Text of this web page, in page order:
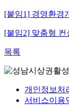
[붙임1] 경영환경
[붙임2] 맞춤형
목록
개인정보처
서비스이용